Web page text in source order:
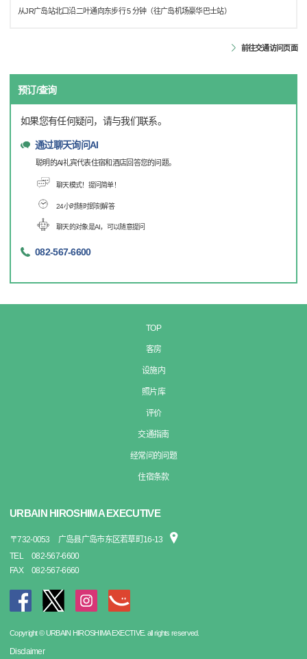
从JR广岛站北口沿二叶通向东步行 5 分钟（往广岛机场豪华巴士站）
前往交通访问页面
预订/查询
如果您有任何疑问，请与我们联系。
通过聊天询问AI
聪明的AI礼宾代表住宿和酒店回答您的问题。
聊天模式！提问简单！
24小时随时即刻解答
聊天的对象是AI，可以随意提问
082-567-6600
TOP
客房
设施内
照片库
评价
交通指南
经常问的问题
住宿条款
URBAIN HIROSHIMA EXECUTIVE
〒732-0053
广岛县广岛市东区若草町16-13
TEL
082-567-6600
FAX
082-567-6660
Copyright © URBAIN HIROSHIMA EXECTIVE. all rights reserved.
Disclaimer